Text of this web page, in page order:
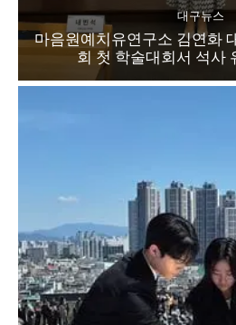
대구뉴스
마음원예치유연구소 김연화
회 첫 학술대회서 석사